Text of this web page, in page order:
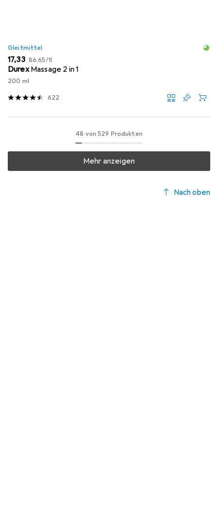
Gleitmittel
EUR
17,33 EUR
86,65/1l
Durex Massage 2 in 1
200 ml
622
48 von 529 Produkten
Mehr anzeigen
Nach oben